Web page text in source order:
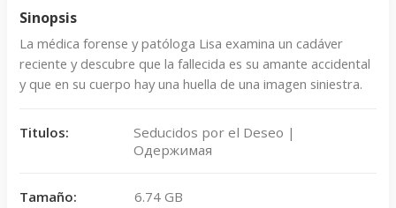
Sinopsis
La médica forense y patóloga Lisa examina un cadáver
reciente y descubre que la fallecida es su amante accidental
y que en su cuerpo hay una huella de una imagen siniestra.
Titulos:
Seducidos por el Deseo |
Одержимая
Tamaño: 6.74 GB